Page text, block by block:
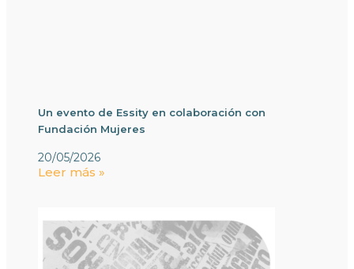
Un evento de Essity en colaboración con
Fundación Mujeres
20/05/2026
Leer más »